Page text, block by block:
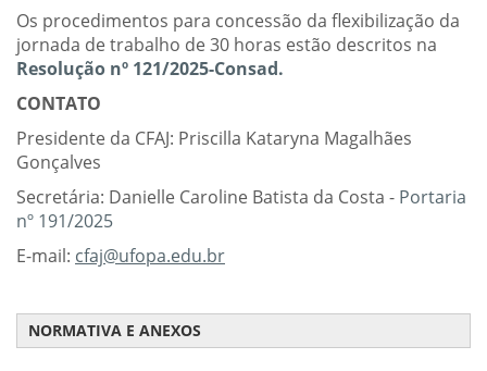
Os procedimentos para concessão da flexibilização da
jornada de trabalho de 30 horas estão descritos na
Resolução nº 121/2025-Consad.
CONTATO
Presidente da CFAJ: Priscilla Kataryna Magalhães
Gonçalves
Secretária: Danielle Caroline Batista da Costa - Portaria
nº 191/2025
E-mail: cfaj@ufopa.edu.br
NORMATIVA E ANEXOS